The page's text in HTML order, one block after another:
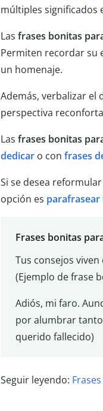
múltiples significados
Las frases bonitas
Permiten recordar su
un homenaje.
Además, verbalizar el
perspectiva
Las frases bonitas
dedicar o con frases
Si se desea
opción es
Frases bonitas
Tus consejos
(Ejemplo de frase
Adiós, mi faro.
por alumbrar
querido fallecido)
Seguir leyendo: